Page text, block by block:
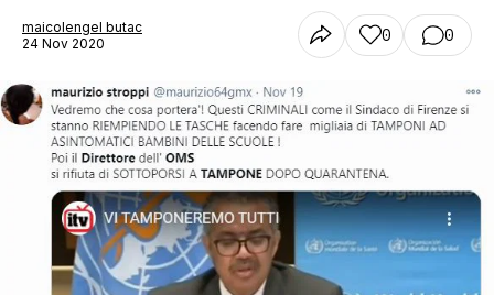
STORIA E CITAZIONI
INTRATTENIMENTO
maicolengel butac
24 Nov 2020
0 0